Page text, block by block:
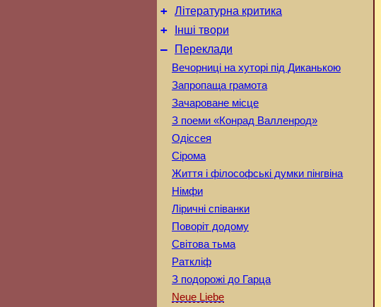
+ Літературна критика
+ Інші твори
– Переклади
Вечорниці на хуторі під Диканькою
Запропаща грамота
Зачароване місце
З поеми «Конрад Валленрод»
Одіссея
Сірома
Життя і філософські думки пінгвіна
Німфи
Ліричні співанки
Поворіт додому
Світова тьма
Раткліф
З подорожі до Гарца
Neue Liebe